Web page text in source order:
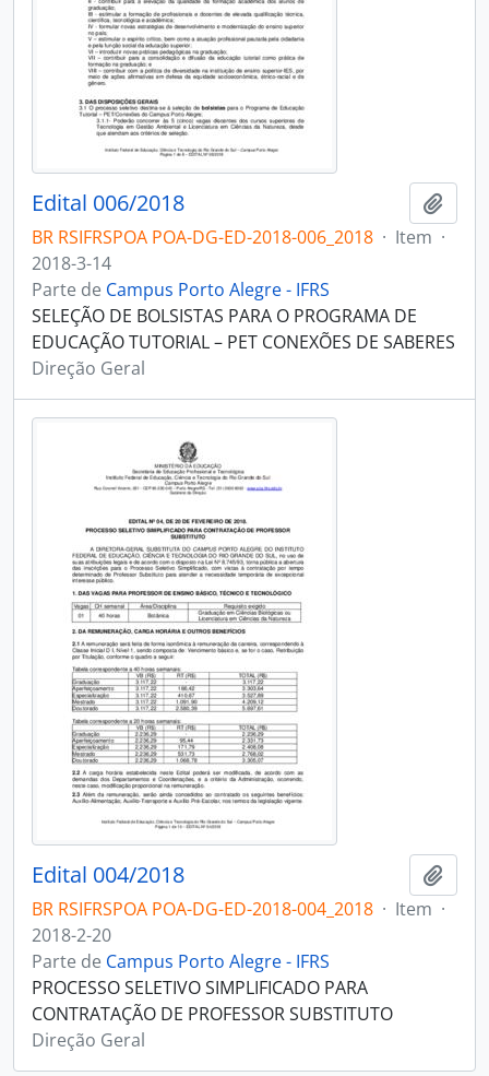
Edital 006/2018
BR RSIFRSPOA POA-DG-ED-2018-006_2018 · Item ·
2018-3-14
Parte de Campus Porto Alegre - IFRS
SELEÇÃO DE BOLSISTAS PARA O PROGRAMA DE
EDUCAÇÃO TUTORIAL – PET CONEXÕES DE SABERES
Direção Geral
Edital 004/2018
BR RSIFRSPOA POA-DG-ED-2018-004_2018 · Item ·
2018-2-20
Parte de Campus Porto Alegre - IFRS
PROCESSO SELETIVO SIMPLIFICADO PARA
CONTRATAÇÃO DE PROFESSOR SUBSTITUTO
Direção Geral